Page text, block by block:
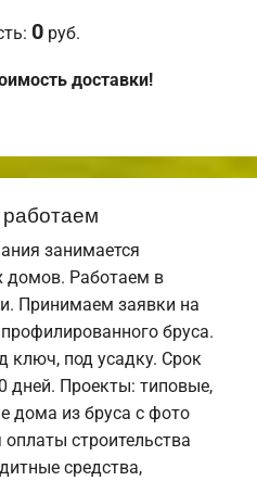
0 руб.
доставки!
занимается
домов. Работаем в
Принимаем заявки на
бруса.
ключ, под усадку. Срок
дней. Проекты: типовые,
дома из бруса с фото
строительства
средства,